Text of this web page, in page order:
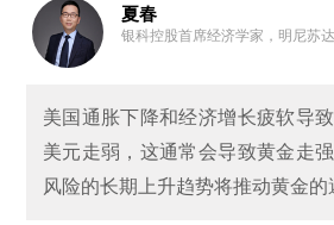
夏春
银科控股首席经济学家，明尼苏
美国通胀下降和经济增长疲软导
美元走弱，这通常会导致黄金走
风险的长期上升趋势将推动黄金的